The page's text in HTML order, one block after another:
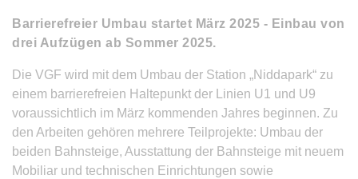
Barrierefreier Umbau startet März 2025 - Einbau von
drei Aufzügen ab Sommer 2025.
Die VGF wird mit dem Umbau der Station „Niddapark“ zu
einem barrierefreien Haltepunkt der Linien U1 und U9
voraussichtlich im März kommenden Jahres beginnen. Zu
den Arbeiten gehören mehrere Teilprojekte: Umbau der
beiden Bahnsteige, Ausstattung der Bahnsteige mit neuem
Mobiliar und technischen Einrichtungen sowie